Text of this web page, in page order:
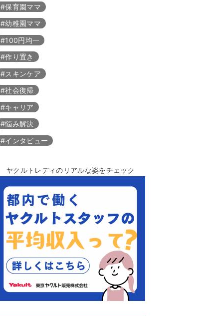
#保育園ママ
#幼稚園ママ
#100円均一
#作り置き
#スキンケア
#社会復帰
#キャリア
#悩み解決
#インタビュー
ヤクルトレディのリアルな姿をチェック